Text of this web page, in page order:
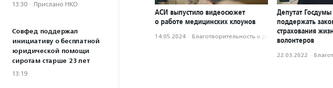
13:30 · Прислано НКО
Совфед поддержал
инициативу о бесплатной
юридической помощи
сиротам старше 23 лет
13:19
АСИ выпустило видеосюжет
о работе медицинских клоунов
14.05.2024 · Благотвори­тель­ность и доброволь­чест­во
Депутат
поддержать
страхования
волонтеров
22.03.2022 ·